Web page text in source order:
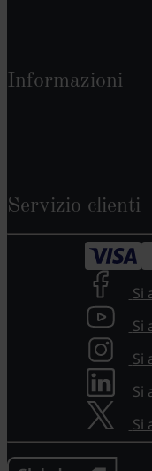
Informazioni
Servizio clienti
Si
Si
Si
Si
Si